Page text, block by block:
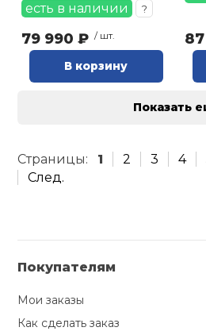
есть в наличии ?
79 990 ₽ / шт.
В корзину
Показать
Страницы: 1 2 3 4
След.
Покупателям
Мои заказы
Как сделать заказ